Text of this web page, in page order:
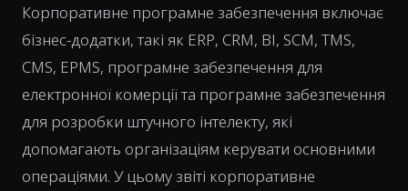
Корпоративне програмне забезпечення включає
бізнес-додатки, такі як ERP, CRM, BI, SCM, TMS,
CMS, EPMS, програмне забезпечення для
електронної комерції та програмне забезпечення
для розробки штучного інтелекту, які
допомагають організаціям керувати основними
операціями. У цьому звіті корпоративне